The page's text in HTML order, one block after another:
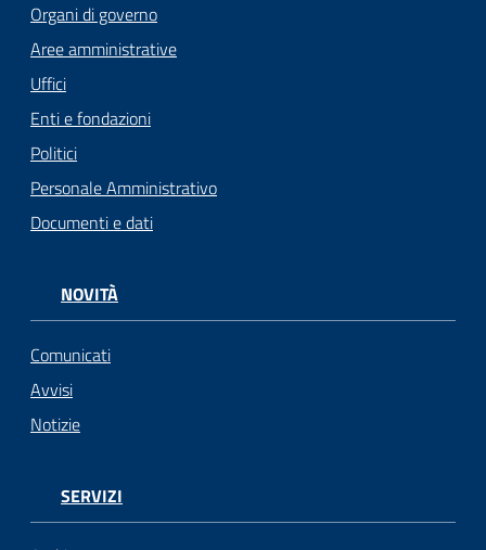
Organi di governo
Aree amministrative
Uffici
Enti e fondazioni
Politici
Personale Amministrativo
Documenti e dati
NOVITÀ
Comunicati
Avvisi
Notizie
SERVIZI